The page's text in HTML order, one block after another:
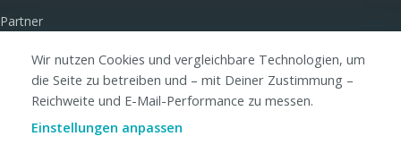
Partner
GlossarWir nutzen Cookies und vergleichbare Technologien, um
die Seite zu betreiben und – mit Deiner Zustimmung –
Reichweite und E-Mail-Performance zu messen.
Einstellungen anpassen